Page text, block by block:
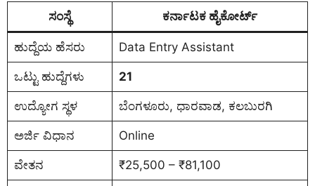
ಸಂಸ್ಥೆ ಕರ್ನಾಟಕ ಹೈಕೋರ್ಟ್
ಹುದ್ದೆಯ ಹೆಸರು Data Entry Assistant
ಒಟ್ಟು ಹುದ್ದೆಗಳು 21
ಉದ್ಯೋಗ ಸ್ಥಳ ಬೆಂಗಳೂರು, ಧಾರವಾಡ, ಕಲಬುರಗಿ
ಅರ್ಜಿ ವಿಧಾನ Online
ವೇತನ ₹25,500 – ₹81,100